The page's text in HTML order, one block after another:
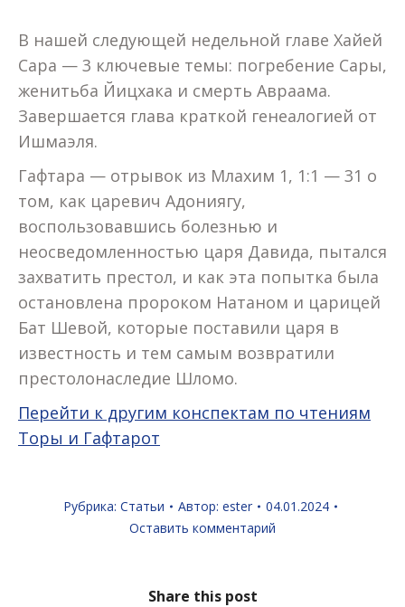
В нашей следующей недельной главе Хайей
Сара — 3 ключевые темы: погребение Сары,
женитьба Йицхака и смерть Авраама.
Завершается глава краткой генеалогией от
Ишмаэля.
Гафтара — отрывок из Млахим 1, 1:1 — 31 о
том, как царевич Адониягу,
воспользовавшись болезнью и
неосведомленностью царя Давида, пытался
захватить престол, и как эта попытка была
остановлена пророком Натаном и царицей
Бат Шевой, которые поставили царя в
известность и тем самым возвратили
престолонаследие Шломо.
Перейти к другим конспектам по чтениям
Торы и Гафтарот
Рубрика: Статьи Автор: ester
04.01.2024
Оставить комментарий
Share this post